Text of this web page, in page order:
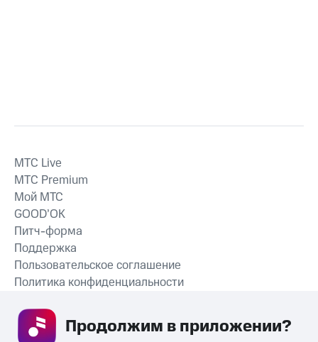
СКАЧАТЬ ПРИЛОЖЕНИЕ
MTС Live
MTС Premium
Мой МТС
GOOD’OK
Питч-форма
Поддержка
Пользовательское соглашение
Политика конфиденциальности